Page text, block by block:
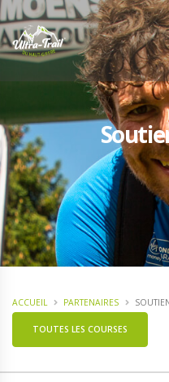
ACCUEIL PARTENAIRES
TOUTES LES COURSES